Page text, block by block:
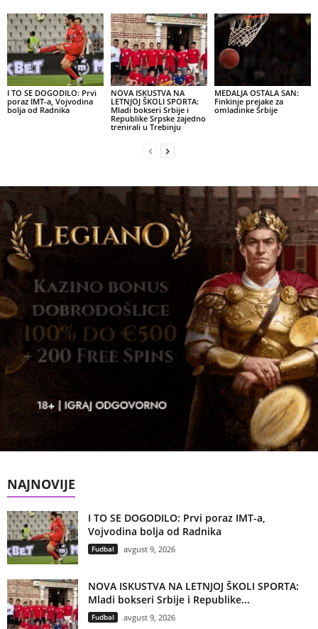
I TO SE DOGODILO: Prvi
poraz IMT-a, Vojvodina
bolja od Radnika
NOVA ISKUSTVA NA
LETNJOJ ŠKOLI SPORTA:
Mladi bokseri Srbije i
Republike Srpske zajedno
trenirali u Trebinju
MEDALJA OSTALA SAN:
Finkinje prejake za
omladinke Srbije
NAJNOVIJE
I TO SE DOGODILO: Prvi poraz IMT-a,
Vojvodina bolja od Radnika
Fudbal avgust 9, 2026
NOVA ISKUSTVA NA LETNJOJ ŠKOLI SPORTA:
Mladi bokseri Srbije i Republike...
Fudbal avgust 9, 2026